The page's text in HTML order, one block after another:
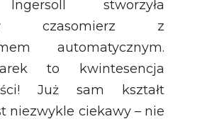
stworzyła
czasomierz z
automatycznym.
to kwintesencja
Już sam kształt
niezwykle ciekawy – nie